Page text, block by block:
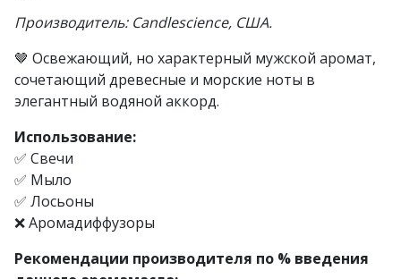
Производитель: Candlescience, США.
🤎 Освежающий, но характерный мужской аромат,
сочетающий древесные и морские ноты в
элегантный водяной аккорд.
Использование:
✅ Свечи
✅ Мыло
✅ Лосьоны
❌ Аромадиффузоры
Рекомендации производителя по % введения